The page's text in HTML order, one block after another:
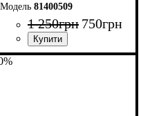
81400509
1 250грн 750грн
Стать: Дитяче, Унісекс
Виробник: Macron
Колір: Жовтий